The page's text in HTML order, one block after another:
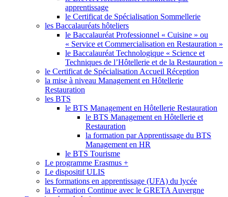
apprentissage
le Certificat de Spécialisation Sommellerie
les Baccalauréats hôteliers
le Baccalauréat Professionnel « Cuisine » ou
« Service et Commercialisation en Restauration »
le Baccalauréat Technologique « Science et
Techniques de l’Hôtellerie et de la Restauration »
le Certificat de Spécialisation Accueil Réception
la mise à niveau Management en Hôtellerie
Restauration
les BTS
le BTS Management en Hôtellerie Restauration
le BTS Management en Hôtellerie et
Restauration
la formation par Apprentissage du BTS
Management en HR
le BTS Tourisme
Le programme Erasmus +
Le dispositif ULIS
les formations en apprentissage (UFA) du lycée
la Formation Continue avec le GRETA Auvergne